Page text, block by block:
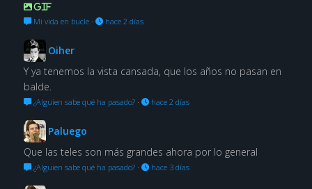
GIF
Mi vida en bucle· hace 2 días
Oiher
Y ya tenemos la vista cansada, que los años no pasan en
balde.
¿Alguien sabe qué ha pasado?· hace 2 días
Paluego
Que las teles son más grandes ahora por lo general
¿Alguien sabe qué ha pasado?· hace 3 días